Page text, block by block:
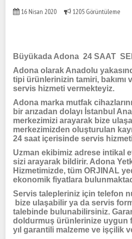
16 Nisan 2020 1205 Görüntüleme
Büyükada Adona 24 SAAT
Adona olarak Anadolu
tipi ürünlerinizin tamiri, bakımı
servis hizmeti vermekteyiz.
Adona marka mutfak
bir arızadan dolayı İstanbul
merkezimizi arayarak bize
merkezimizden oluşturulan
24 saat içerisinde servis
Uzman ekibimiz adrese intikal
sizi arayarak bildirir. Adona
Hizmetimizde, tüm ORJINAL
ekonomik fiyatlara
Servis talepleriniz için telefon
bize ulaşabilir ya da servis
talebinde bulunabilirsiniz.
doldurmuş ürünlerinize uygun
yıl garantili malzeme ve işçilik